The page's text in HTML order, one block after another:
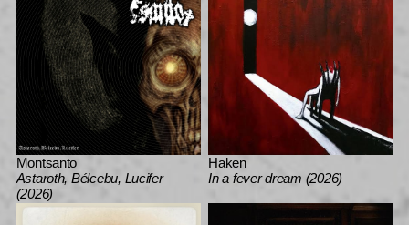
Montsanto
Astaroth, Bélcebu, Lucifer
(2026)
Haken
In a fever dream (2026)